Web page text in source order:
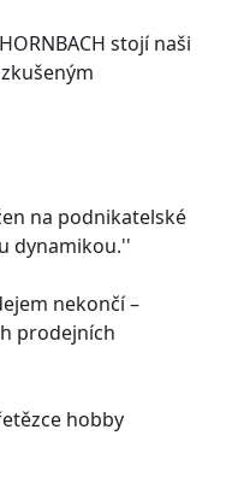
stojí naši
na podnikatelské
dynamikou.''
nekončí –
prodejních
hobby